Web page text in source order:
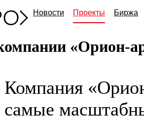
Новости Проекты Биржа
«Орион-
Компания «
самые